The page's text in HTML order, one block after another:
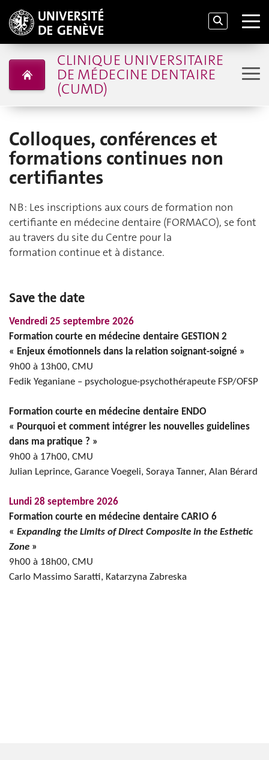
CLINIQUE UNIVERSITAIRE
DE MÉDECINE DENTAIRE
(CUMD)
Colloques, conférences et
formations continues non
certifiantes
NB : Les inscriptions aux cours de formation non
certifiante en médecine dentaire (FORMACO), se font
au travers du site du Centre pour la
formation continue et à distance.
Save the date
Vendredi 25 septembre 2026
Formation courte en médecine dentaire GESTION 2
« Enjeux émotionnels dans la relation soignant-soigné »
9h00 à 13h00, CMU
Fedik Yeganiane – psychologue-psychothérapeute FSP/OFSP
Formation courte en médecine dentaire ENDO
« Pourquoi et comment intégrer les nouvelles guidelines
dans ma pratique ? »
9h00 à 17h00, CMU
Julian Leprince, Garance Voegeli, Soraya Tanner, Alan Bérard
Lundi 28 septembre 2026
Formation courte en médecine dentaire CARIO 6
« Expanding the Limits of Direct Composite in the Esthetic
Zone »
9h00 à 18h00, CMU
Carlo Massimo Saratti, Katarzyna Zabreska